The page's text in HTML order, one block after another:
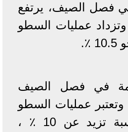
فصل الصيف، يرتفع
عمليات السطو
٪.
في فصل الصيف
وتعتبر عمليات السطو
أكثر شيوعًا بنسبة تزيد عن 10 ٪ ،